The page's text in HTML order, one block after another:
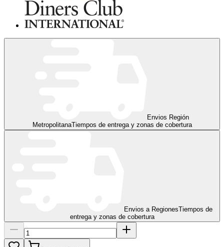
Envios Región
MetropolitanaTiempos de entrega y zonas de cobertura
Envios a RegionesTiempos de
entrega y zonas de cobertura